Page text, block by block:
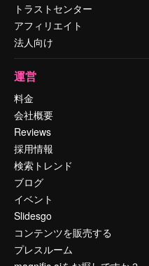
トラストセンター
アフィリエイト
法人向け
運営
料金
会社概要
Reviews
採用情報
検索トレンド
ブログ
イベント
Slidesgo
コンテンツを販売する
プレスルーム